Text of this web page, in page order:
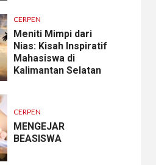
CERPEN
Meniti Mimpi dari
Nias: Kisah Inspiratif
Mahasiswa di
Kalimantan Selatan
CERPEN
MENGEJAR
BEASISWA